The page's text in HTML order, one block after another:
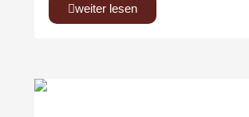
weiter lesen